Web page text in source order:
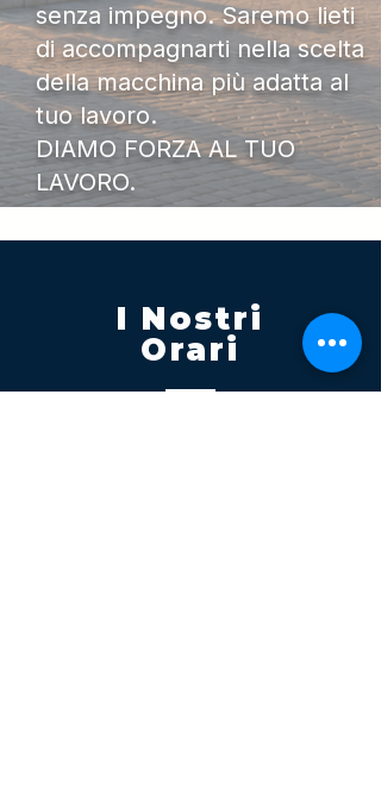
senza impegno. Saremo lieti
di accompagnarti nella scelta
della macchina più adatta al
tuo lavoro.
DIAMO FORZA AL TUO
LAVORO.
I Nostri
Orari